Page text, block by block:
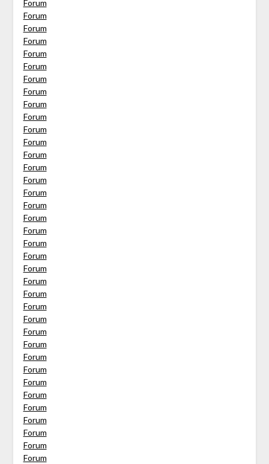
Forum
Forum
Forum
Forum
Forum
Forum
Forum
Forum
Forum
Forum
Forum
Forum
Forum
Forum
Forum
Forum
Forum
Forum
Forum
Forum
Forum
Forum
Forum
Forum
Forum
Forum
Forum
Forum
Forum
Forum
Forum
Forum
Forum
Forum
Forum
Forum
Forum